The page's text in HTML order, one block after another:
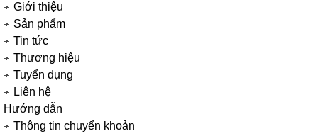
Giới thiệu
Sản phẩm
Tin tức
Thương hiệu
Tuyển dụng
Liên hệ
Hướng dẫn
Thông tin chuyển khoản